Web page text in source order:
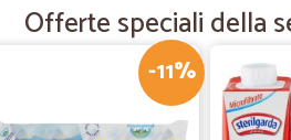
Tutto
Tutto
Offerte speciali della
-11%